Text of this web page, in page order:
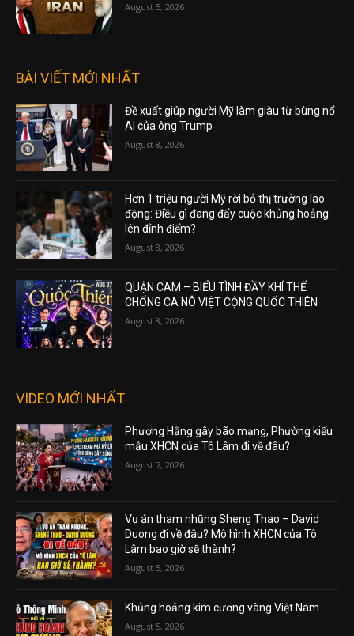
August 5, 2026
BÀI VIẾT MỚI NHẤT
Đề xuất giúp người Mỹ làm giàu từ bùng nổ
AI của ông Trump
August 8, 2026
Hơn 1 triệu người Mỹ rời bỏ thị trường lao
động: Điều gì đang đẩy cuộc khủng hoảng
lên đỉnh điểm?
August 8, 2026
QUẬN CAM – BIỂU TÌNH ĐẦY KHÍ THẾ
CHỐNG CA NÔ VIỆT CỘNG QUỐC THIÊN
August 8, 2026
VIDEO MỚI NHẤT
Phương Hằng gây bão mạng, Phường kiểu
mẫu XHCN của Tô Lâm đi về đâu?
August 7, 2026
Vụ án tham nhũng Sheng Thao – David
Duong đi về đâu? Mô hình XHCN của Tô
Lâm bao giờ sẽ thành?
August 5, 2026
Khủng hoảng kim cương vàng Việt Nam
August 5, 2026